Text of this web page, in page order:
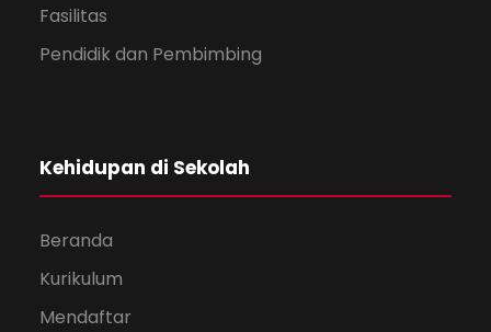
Fasilitas
Pendidik dan Pembimbing
Kehidupan di Sekolah
Beranda
Kurikulum
Mendaftar